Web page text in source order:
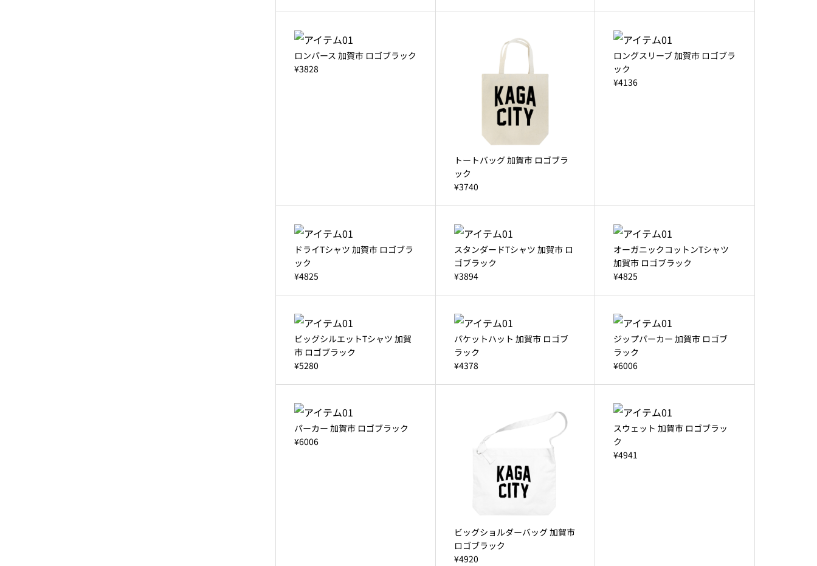
ロンパース 加賀市 ロゴブラック
¥3828
トートバッグ 加賀市 ロゴブラ
ック
¥3740
ロングスリーブ 加賀市 ロゴブラ
ック
¥4136
ドライTシャツ 加賀市 ロゴブラ
ック
¥4825
スタンダードTシャツ 加賀市 ロ
ゴブラック
¥3894
オーガニックコットンTシャツ
加賀市 ロゴブラック
¥4825
ビッグシルエットTシャツ 加賀
市 ロゴブラック
¥5280
パケットハット 加賀市 ロゴブ
ラック
¥4378
ジップパーカー 加賀市 ロゴブ
ラック
¥6006
パーカー 加賀市 ロゴブラック
¥6006
ビッグショルダーバッグ 加賀市
ロゴブラック
¥4920
スウェット 加賀市 ロゴブラッ
ク
¥4941